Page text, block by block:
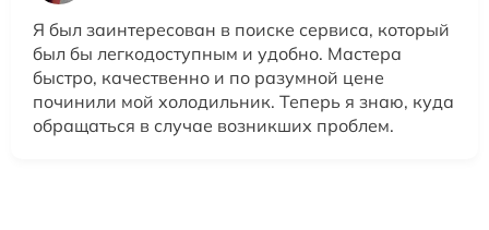
Я был заинтересован в поиске сервиса, который
был бы легкодоступным и удобно. Мастера
быстро, качественно и по разумной цене
починили мой холодильник. Теперь я знаю, куда
обращаться в случае возникших проблем.